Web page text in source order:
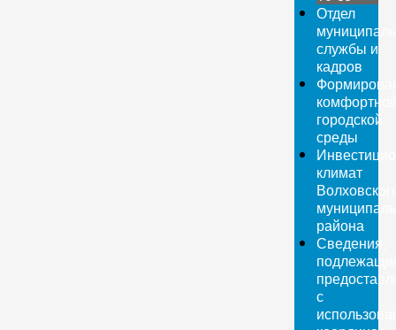
Отдел
службы и
кадров
городской
среды
климат
района
Сведения,
с